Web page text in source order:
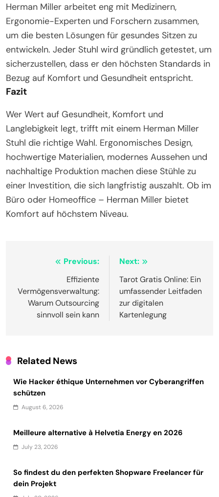
Herman Miller arbeitet eng mit Medizinern,
Ergonomie-Experten und Forschern zusammen,
um die besten Lösungen für gesundes Sitzen zu
entwickeln. Jeder Stuhl wird gründlich getestet, um
sicherzustellen, dass er den höchsten Standards in
Bezug auf Komfort und Gesundheit entspricht.
Fazit
Wer Wert auf Gesundheit, Komfort und
Langlebigkeit legt, trifft mit einem Herman Miller
Stuhl die richtige Wahl. Ergonomisches Design,
hochwertige Materialien, modernes Aussehen und
nachhaltige Produktion machen diese Stühle zu
einer Investition, die sich langfristig auszahlt. Ob im
Büro oder Homeoffice – Herman Miller bietet
Komfort auf höchstem Niveau.
navigation
Previous:
Effiziente
Vermögensverwaltung:
Warum Outsourcing
sinnvoll sein kann
Next:
Tarot Gratis Online: Ein
umfassender Leitfaden
zur digitalen
Kartenlegung
Related News
Wie Hacker éthique Unternehmen vor Cyberangriffen
schützen
August 6, 2026
Meilleure alternative à Helvetia Energy en 2026
July 23, 2026
So findest du den perfekten Shopware Freelancer für
dein Projekt